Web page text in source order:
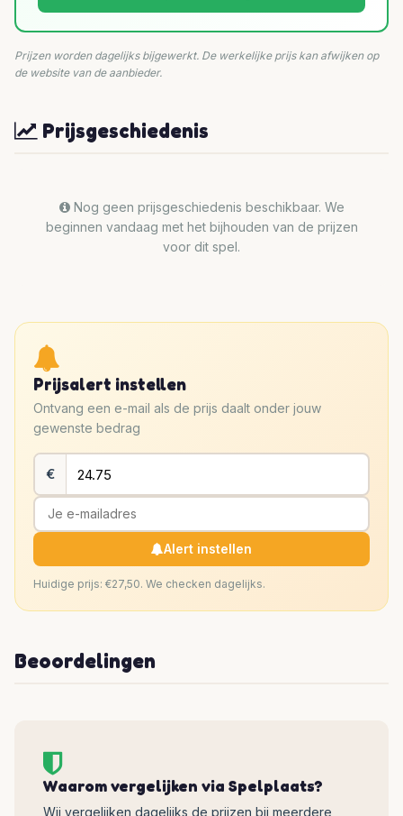
Prijzen worden dagelijks bijgewerkt. De werkelijke prijs kan afwijken op
de website van de aanbieder.
Prijsgeschiedenis
Nog geen prijsgeschiedenis beschikbaar. We
beginnen vandaag met het bijhouden van de prijzen
voor dit spel.
Prijsalert instellen
Ontvang een e-mail als de prijs daalt onder jouw
gewenste bedrag
€
Alert instellen
Huidige prijs: €27,50. We checken dagelijks.
Beoordelingen
Waarom vergelijken via Spelplaats?
Wij vergelijken dagelijks de prijzen bij meerdere